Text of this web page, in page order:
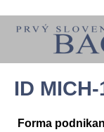
ID
Forma